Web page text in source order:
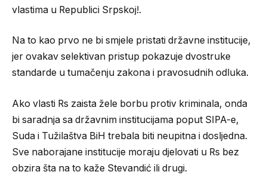
vlastima u Republici Srpskoj!.
Na to kao prvo ne bi smjele pristati državne institucije,
jer ovakav selektivan pristup pokazuje dvostruke
standarde u tumačenju zakona i pravosudnih odluka.
Ako vlasti Rs zaista žele borbu protiv kriminala, onda
bi saradnja sa državnim institucijama poput SIPA-e,
Suda i Tužilaštva BiH trebala biti neupitna i dosljedna.
Sve naborajane institucije moraju djelovati u Rs bez
obzira šta na to kaže Stevandić ili drugi.